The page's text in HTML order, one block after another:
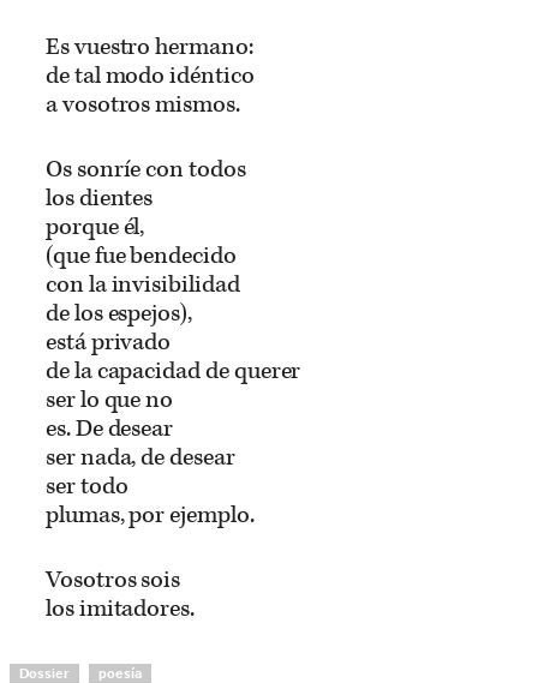
Es vuestro hermano:
de tal modo idéntico
a vosotros mismos.
Os sonríe con todos
los dientes
porque él,
(que fue bendecido
con la invisibilidad
de los espejos),
está privado
de la capacidad de querer
ser lo que no
es. De desear
ser nada, de desear
ser todo
plumas, por ejemplo.
Vosotros sois
los imitadores.
Dossier poesía